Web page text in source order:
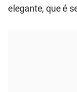
elegante, que é